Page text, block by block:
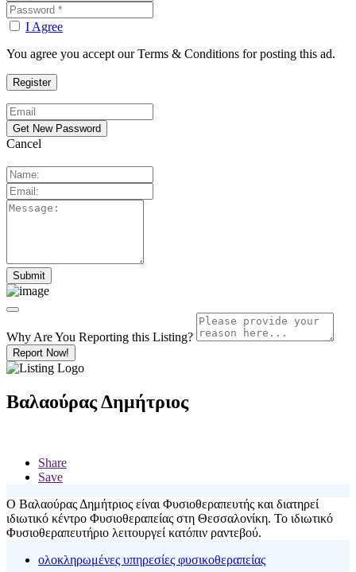
I Agree
You agree you accept our Terms & Conditions for posting this ad.
Cancel
Why Are You Reporting this Listing?
Report Now!
Βαλαούρας Δημήτριος
Share
Save
Ο Βαλαούρας Δημήτριος είναι Φυσιοθεραπευτής και διατηρεί
ιδιωτικό κέντρο Φυσιοθεραπείας στη Θεσσαλονίκη. Το ιδιωτικό
Φυσιοθεραπευτήριο λειτουργεί κατόπιν ραντεβού.
ολοκληρωμένες υπηρεσίες φυσικοθεραπείας